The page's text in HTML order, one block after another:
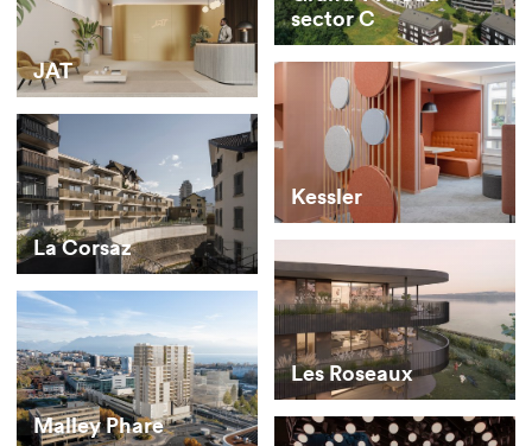
sector C
JAT
Kessler
La Corsaz
Les Roseaux
Malley Phare